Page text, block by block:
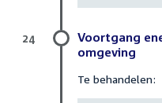
Voortgang
omgeving
Te behandelen:
24